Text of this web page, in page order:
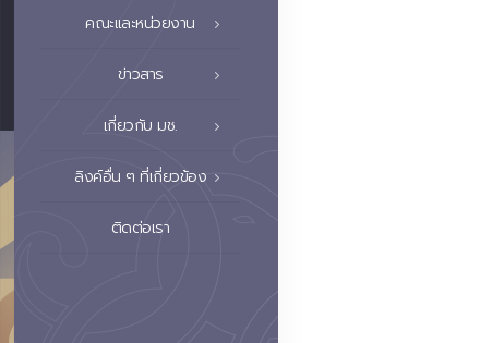
คณะและหน่วยงาน
ข่าวสาร
เกี่ยวกับ มช.
ลิงค์อื่น ๆ ที่เกี่ยวข้อง
ติดต่อเรา